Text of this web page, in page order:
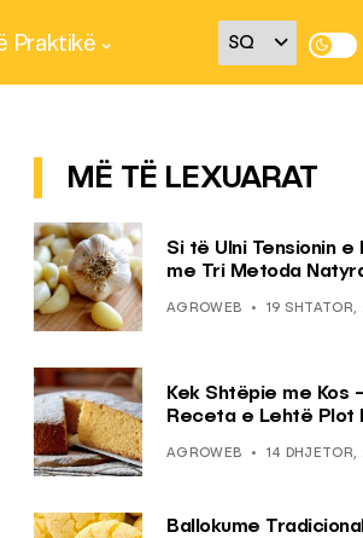
Praktikë
MË TË LEXUARAT
Si të Ulni Tensionin e
me Tri Metoda
AGROWEB 19 SHTATOR,
Kek Shtëpie me Kos
Receta e Lehtë Plot
AGROWEB 14 DHJETOR,
Ballokume